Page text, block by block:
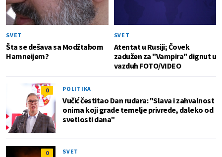
SVET
Šta se dešava sa Modžtabom
Hamneijem?
SVET
Atentat u Rusiji; Čovek
zadužen za "Vampira" dignut u
vazduh FOTO/VIDEO
0 POLITIKA
Vučić čestitao Dan rudara: "Slava i zahvalnost
onima koji grade temelje privrede, daleko od
svetlosti dana"
0 SVET